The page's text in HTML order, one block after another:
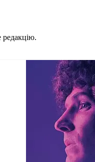
редакцію.